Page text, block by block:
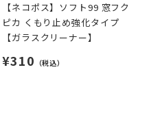
【ネコポス】ソフト99 窓フク
ピカ くもり止め強化タイプ
【ガラスクリーナー】
¥310 （税込）